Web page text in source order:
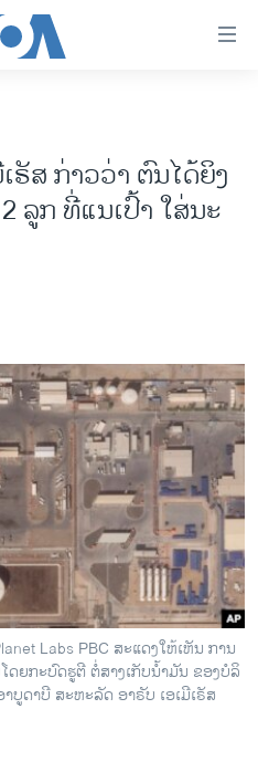
ລັດ 2024
ຣັ​ສ ກ່າວ​ວ່າ ຕົນ​ໄດ້​ຍິງ​
ລູກ ທີ່​ແນ​ເປົ້າ ໃສ່​ນະ​
Labs PBC ສະ​ແດງ​ໃຫ້​ເຫັນ​ ການ​​
ດຍກະ​ບົດ​ຮູ​ຕີ ​ຕໍ່ສາງ​ເກັບ​ນ້ຳ​ມັນ ຂອງບ​ໍ​ລິ​
ບູ​ດາ​ບີ ສະ​ຫະ​ລັດ​ ອາ​ຣັບ ເອ​ເມ​ີ​ເຣັ​ສ